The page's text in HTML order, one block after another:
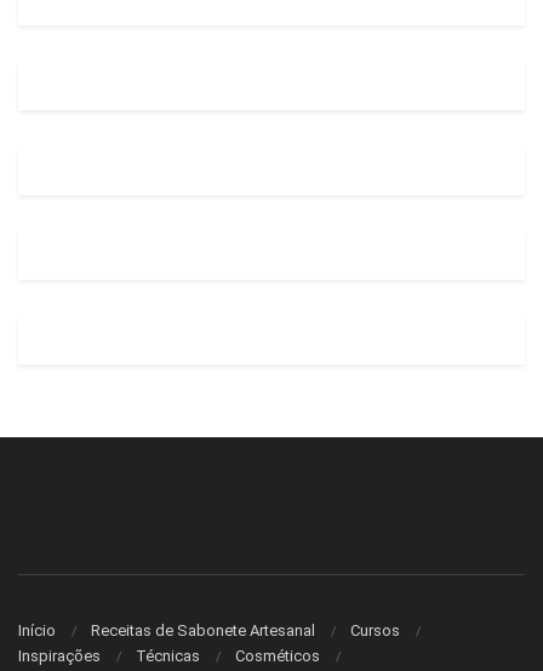
Início Receitas de Sabonete Artesanal
Cursos
Inspirações
Técnicas Cosméticos